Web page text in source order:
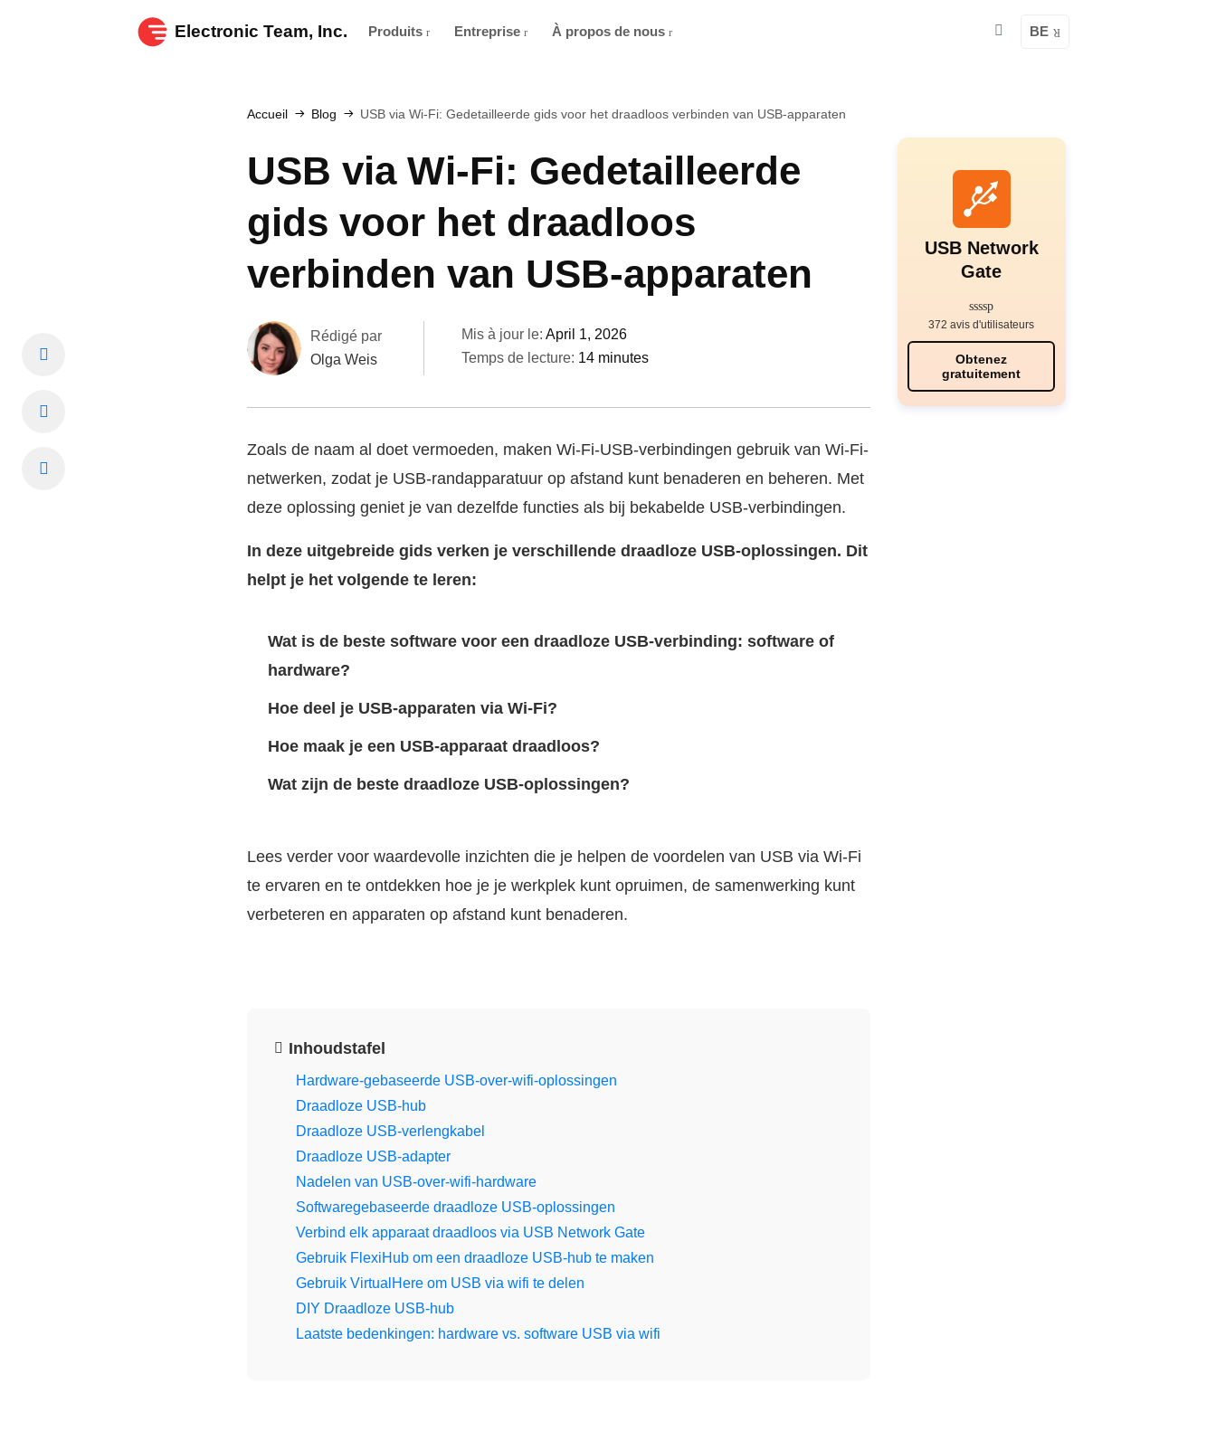
Electronic Team, Inc. Produits Entreprise À propos de nous BE
Accueil Blog USB via Wi‑Fi: Gedetailleerde gids voor het draadloos verbinden van USB-apparaten
USB via Wi‑Fi: Gedetailleerde
gids voor het draadloos
verbinden van USB-apparaten
Rédigé par
Olga Weis
Mis à jour le: April 1, 2026
Temps de lecture: 14 minutes
Zoals de naam al doet vermoeden, maken Wi-Fi-USB-verbindingen gebruik van Wi-Fi-
netwerken, zodat je USB-randapparatuur op afstand kunt benaderen en beheren. Met
deze oplossing geniet je van dezelfde functies als bij bekabelde USB-verbindingen.
In deze uitgebreide gids verken je verschillende draadloze USB-oplossingen. Dit
helpt je het volgende te leren:
Wat is de beste software voor een draadloze USB-verbinding: software of
hardware?
Hoe deel je USB-apparaten via Wi-Fi?
Hoe maak je een USB-apparaat draadloos?
Wat zijn de beste draadloze USB-oplossingen?
Lees verder voor waardevolle inzichten die je helpen de voordelen van USB via Wi-Fi
te ervaren en te ontdekken hoe je je werkplek kunt opruimen, de samenwerking kunt
verbeteren en apparaten op afstand kunt benaderen.
Inhoudstafel
Hardware-gebaseerde USB-over-wifi-oplossingen
Draadloze USB-hub
Draadloze USB-verlengkabel
Draadloze USB-adapter
Nadelen van USB-over-wifi-hardware
Softwaregebaseerde draadloze USB-oplossingen
Verbind elk apparaat draadloos via USB Network Gate
Gebruik FlexiHub om een draadloze USB-hub te maken
Gebruik VirtualHere om USB via wifi te delen
DIY Draadloze USB-hub
Laatste bedenkingen: hardware vs. software USB via wifi
USB Network
Gate
372 avis d'utilisateurs
Obtenez
gratuitement